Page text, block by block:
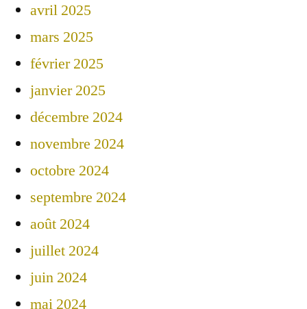
avril 2025
mars 2025
février 2025
janvier 2025
décembre 2024
novembre 2024
octobre 2024
septembre 2024
août 2024
juillet 2024
juin 2024
mai 2024